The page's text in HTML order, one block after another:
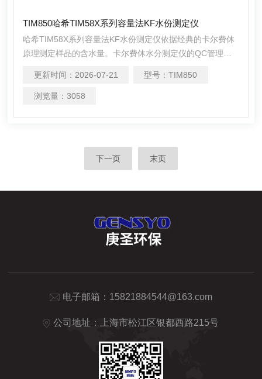
TIM850哈希TIM58X系列容量法KF水份测定仪
哈希TIM58X系列容量法KF水份测定仪依据经典的卡尔费休
原理测定样品的含水量。卡尔费休水分测定仪的QC管理功
更新时间： 2026-07-21 型号：TIM850
浏览量： 3058
下一页 末页
电子邮箱： 15821884544@163.com
公司地址：上海市松江区银都西路215号